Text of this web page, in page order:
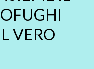
VERO